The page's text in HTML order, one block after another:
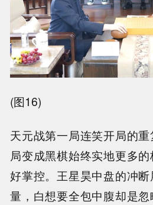
(图16)
天元战第一局连笑开局的
局变成黑棋始终实地更多
好掌控。王星昊中盘的冲
量，白想要全包中腹却是忽